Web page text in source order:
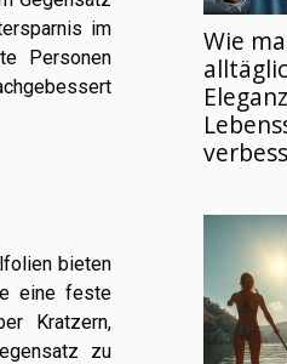
im
Personen
bieten
eine feste
Kratzern,
zu
Wie